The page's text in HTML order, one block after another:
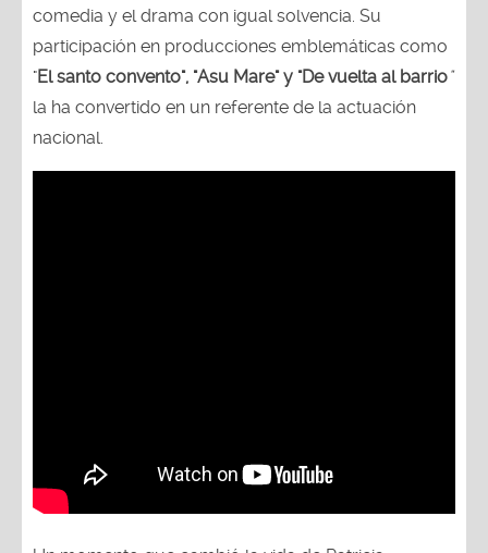
comedia y el drama con igual solvencia. Su
participación en producciones emblemáticas como
"El santo convento", "Asu Mare" y "De vuelta al barrio"
la ha convertido en un referente de la actuación
nacional.